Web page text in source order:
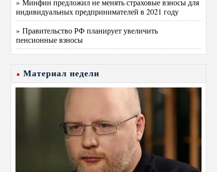
» Минфин предложил не менять страховые взносы для
индивидуальных предпринимателей в 2021 году
» Правительство РФ планирует увеличить
пенсионные взносы
Материал недели